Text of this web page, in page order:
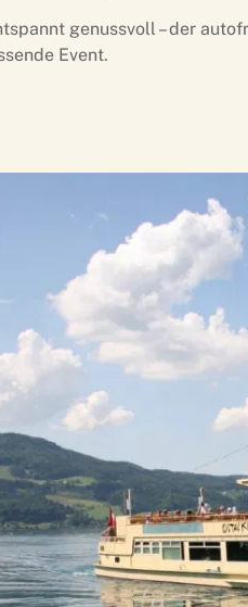
genussvoll – der
Event.